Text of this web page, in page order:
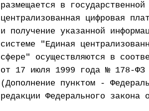
размещается в
централизованная цифровая
и получение указанной
системе "Единая
сфере" осуществляются в
от 17 июля 1999 года № 178-ФЗ
(Дополнение пунктом -
редакции Федерального